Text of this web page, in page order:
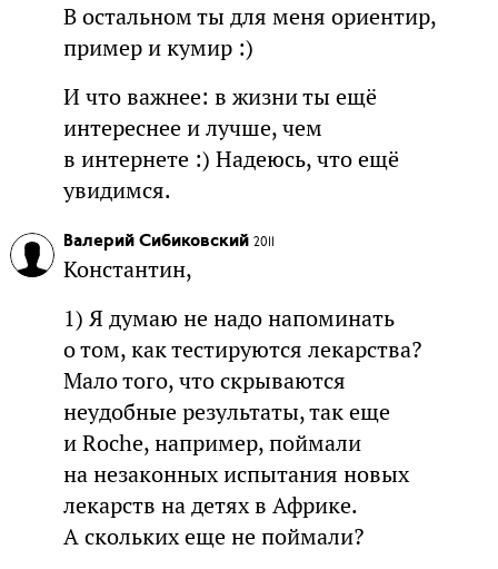
В остальном ты для меня ориентир,
пример и кумир :)
И что важнее: в жизни ты ещё
интереснее и лучше, чем
в интернете :) Надеюсь, что ещё
увидимся.
Валерий Сибиковский 2011
Константин,
1) Я думаю не надо напоминать
о том, как тестируются лекарства?
Мало того, что скрываются
неудобные результаты, так еще
и Roche, например, поймали
на незаконных испытания новых
лекарств на детях в Африке.
А скольких еще не поймали?